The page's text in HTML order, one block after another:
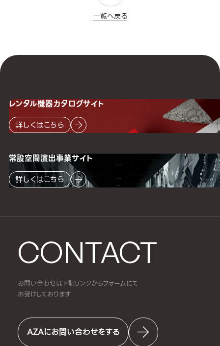
一覧へ戻る
CONTACT
お問い合わせは下記リンクからフォームにて
お受けしております
AZAにお問い合わせをする
レンタル機器カタログサイト
詳しくはこちら
常設空間演出事業サイト
詳しくはこちら